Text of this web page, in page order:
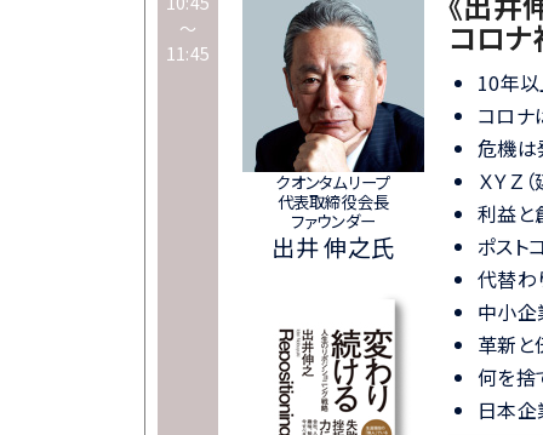
～
11:45
クオンタムリープ
代表取締役会長
ファウンダー
出井 伸之氏
コロナ
10年以
コロナ
危機は
ＸＹＺ
利益と
ポスト
代替わ
中小企
革新と
何を捨
日本企